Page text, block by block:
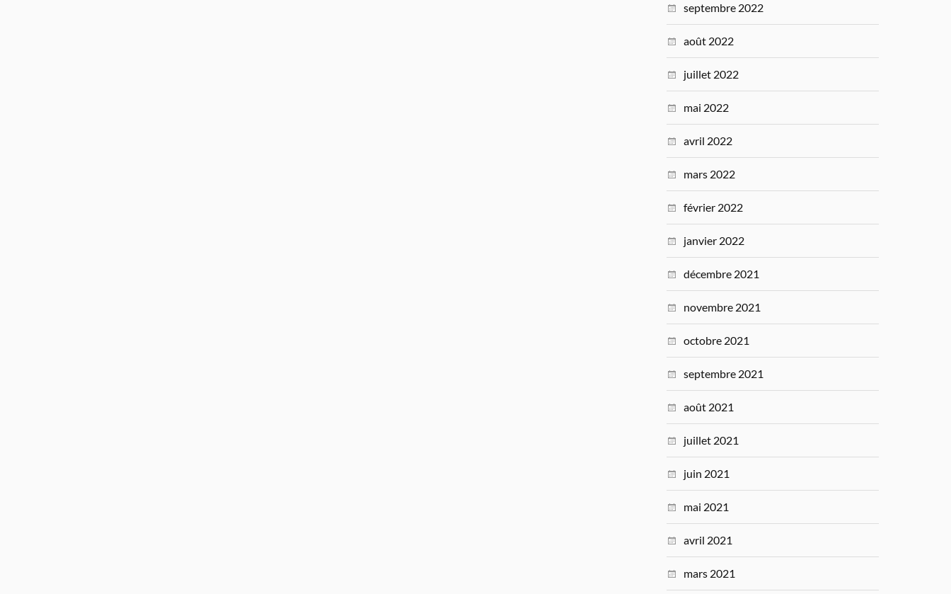
septembre 2022
août 2022
juillet 2022
mai 2022
avril 2022
mars 2022
février 2022
janvier 2022
décembre 2021
novembre 2021
octobre 2021
septembre 2021
août 2021
juillet 2021
juin 2021
mai 2021
avril 2021
mars 2021